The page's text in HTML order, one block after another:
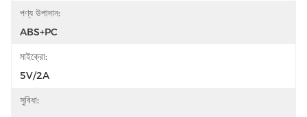
পণ্য উপাদান:
ABS+PC
মাইক্রো:
5V/2A
সুবিধা: